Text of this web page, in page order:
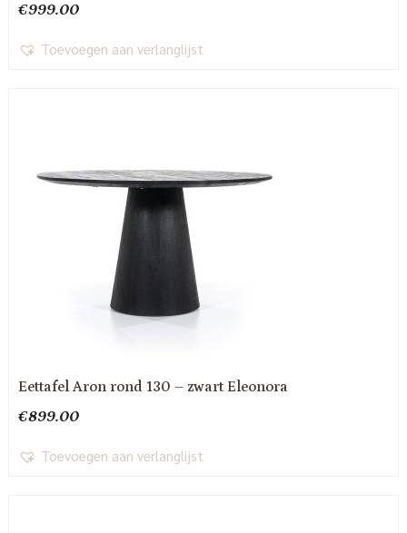
€999.00
Toevoegen aan verlanglijst
Eettafel Aron rond 130 – zwart Eleonora
€899.00
Toevoegen aan verlanglijst